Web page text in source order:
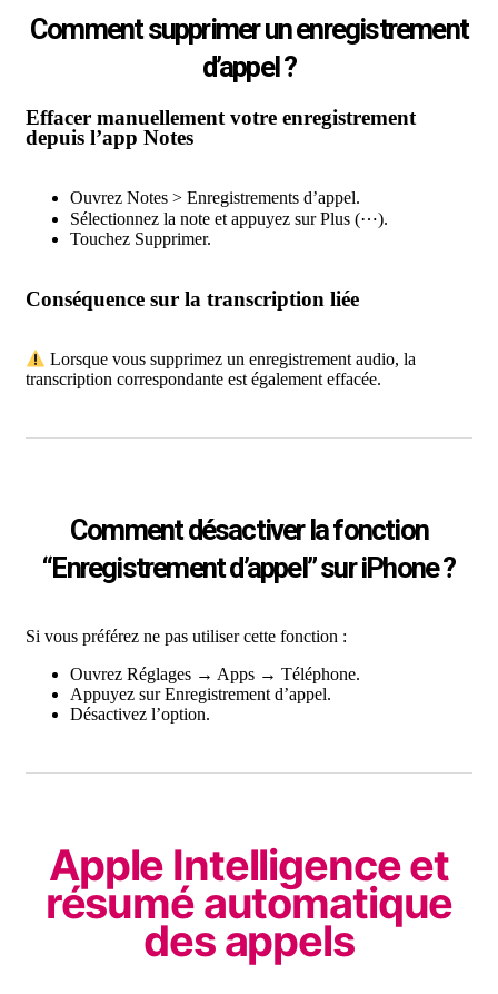
Comment supprimer un enregistrement
d’appel ?
Effacer manuellement votre enregistrement
depuis l’app Notes
Ouvrez Notes > Enregistrements d’appel.
Sélectionnez la note et appuyez sur Plus (⋯).
Touchez Supprimer.
Conséquence sur la transcription liée
Lorsque vous supprimez un enregistrement audio, la
transcription correspondante est également effacée.
Comment désactiver la fonction
“Enregistrement d’appel” sur iPhone ?
Si vous préférez ne pas utiliser cette fonction :
Ouvrez Réglages → Apps → Téléphone.
Appuyez sur Enregistrement d’appel.
Désactivez l’option.
Apple Intelligence et
résumé automatique
des appels